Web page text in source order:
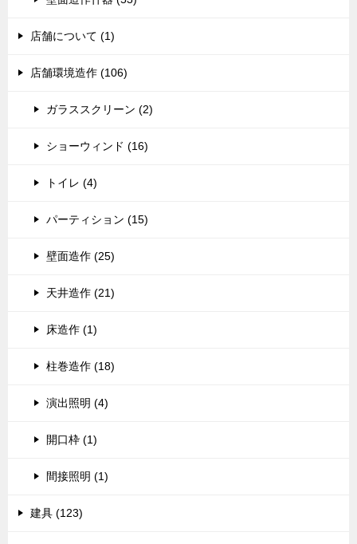
店舗について (1)
店舗環境造作 (106)
ガラススクリーン (2)
ショーウィンド (16)
トイレ (4)
パーティション (15)
壁面造作 (25)
天井造作 (21)
床造作 (1)
柱巻造作 (18)
演出照明 (4)
開口枠 (1)
間接照明 (1)
建具 (123)